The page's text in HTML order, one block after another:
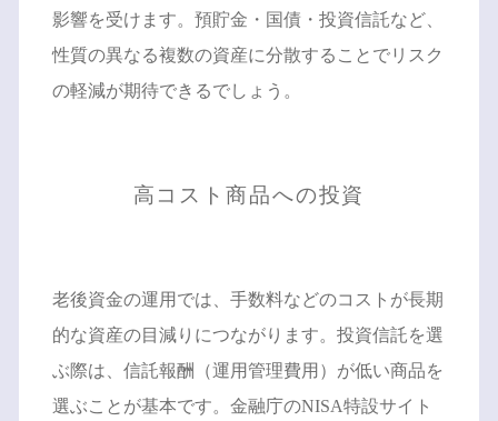
影響を受けます。預貯金・国債・投資信託など、
性質の異なる複数の資産に分散することでリスク
の軽減が期待できるでしょう。
高コスト商品への投資
老後資金の運用では、手数料などのコストが長期
的な資産の目減りにつながります。投資信託を選
ぶ際は、信託報酬（運用管理費用）が低い商品を
選ぶことが基本です。金融庁のNISA特設サイト